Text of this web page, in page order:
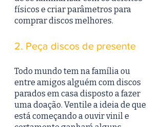
físicos e criar parâmetros para
comprar discos melhores.
2. Peça discos de presente
Todo mundo tem na família ou
entre amigos alguém com discos
parados em casa disposto a fazer
uma doação. Ventile a ideia de que
está começando a ouvir vinil e